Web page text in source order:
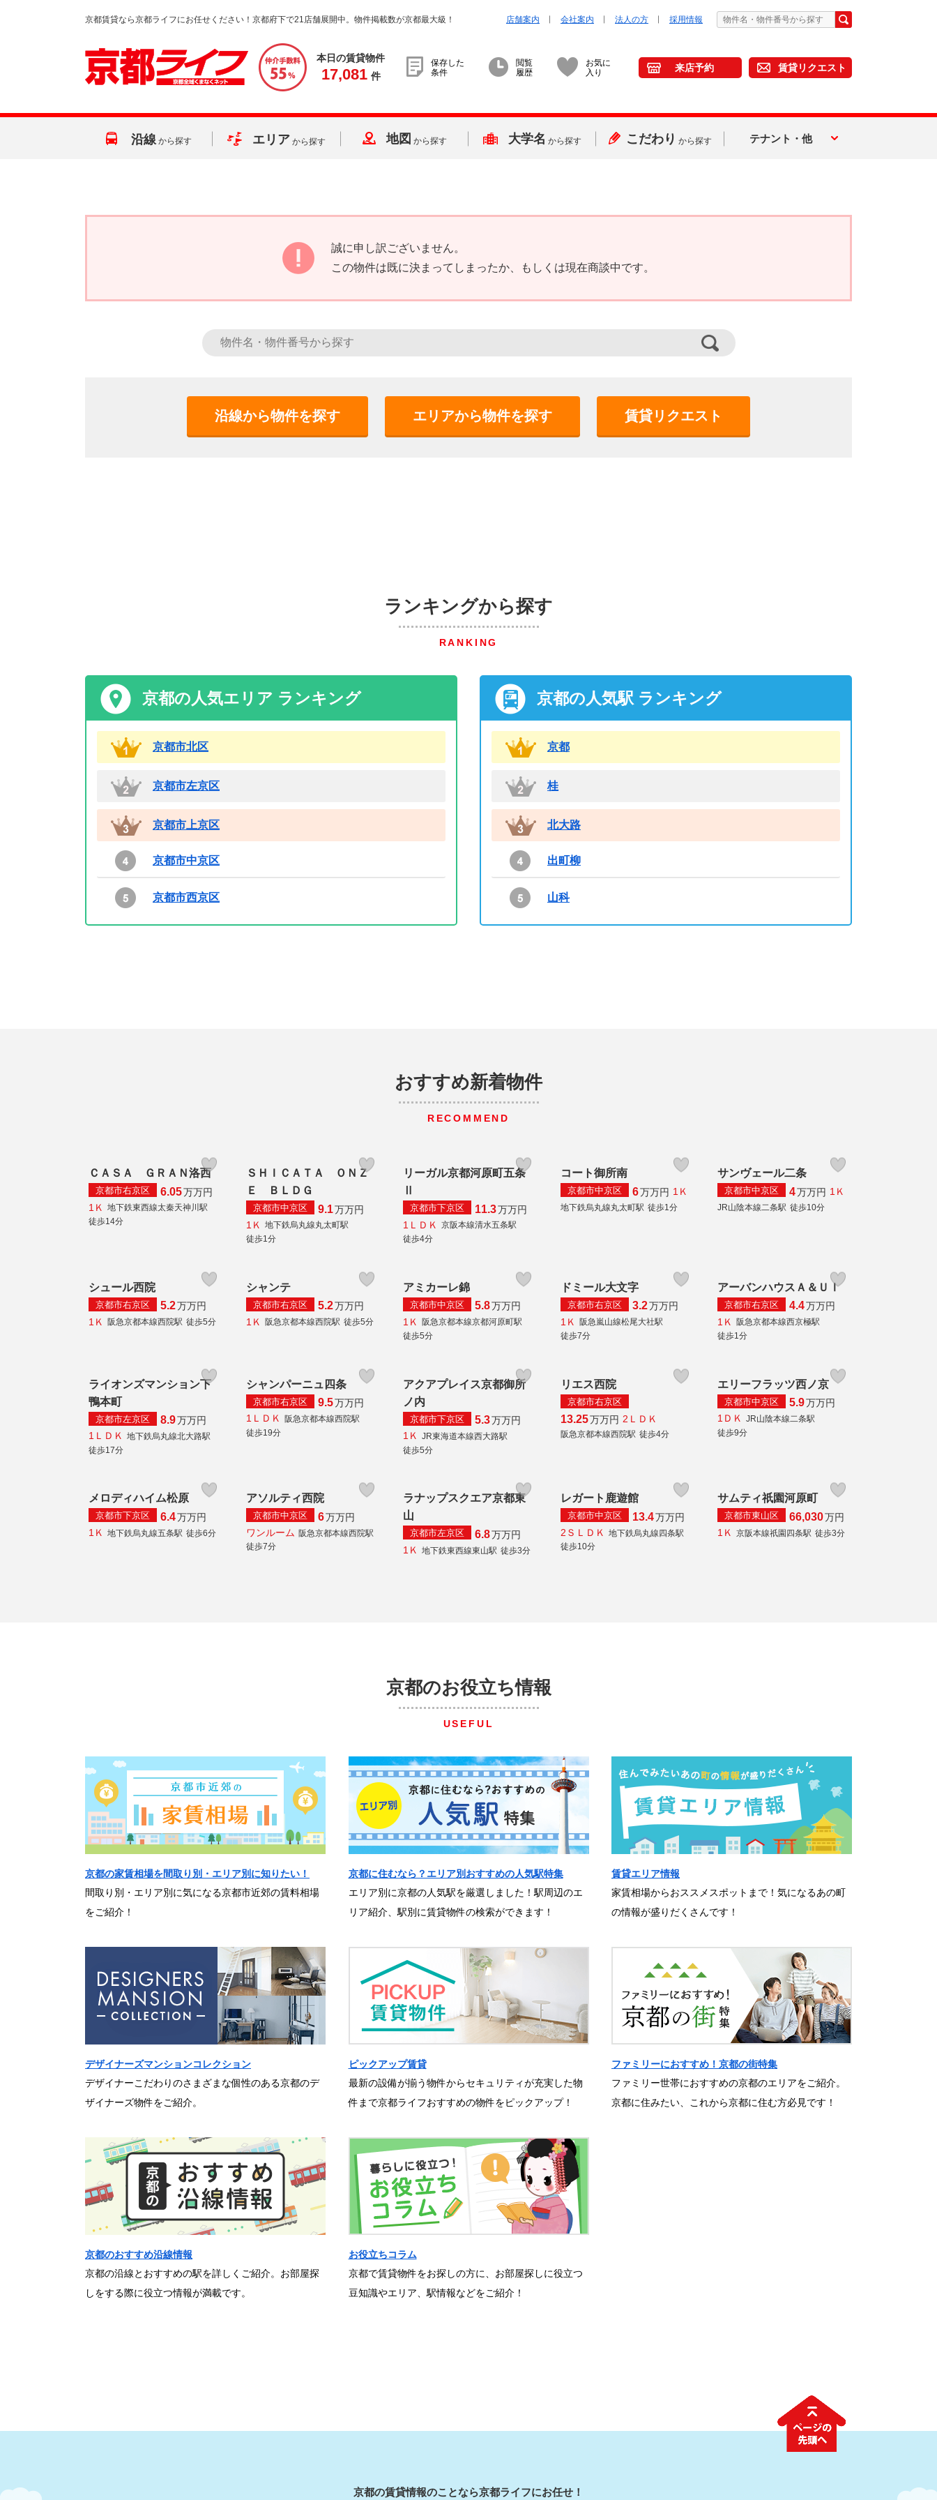
京都賃貸なら京都ライフにお任せください！京都府下で21店舗展開中。物件掲載数が京都最大級！ 店舗案内 会社案内 法人の方 採用情報
本日の賃貸物件
17,081 件
保存した
条件
閲覧
履歴
お気に
入り
来店予約 賃貸リクエスト
沿線 から探す エリア から探す 地図 から探す 大学名 から探す こだわり から探す テナント・他
誠に申し訳ございません。
この物件は既に決まってしまったか、もしくは現在商談中です。
沿線から物件を探す エリアから物件を探す 賃貸リクエスト
ランキングから探す
RANKING
京都の人気エリア ランキング
京都市北区
京都市左京区
京都市上京区
京都市中京区
京都市西京区
京都の人気駅 ランキング
京都
桂
北大路
出町柳
山科
おすすめ新着物件
RECOMMEND
ＣＡＳＡ ＧＲＡＮ洛西
京都市右京区 6.05万万円
1Ｋ
地下鉄東西線太秦天神川駅
徒歩14分
ＳＨＩＣＡＴＡ ＯＮＺ
Ｅ ＢＬＤＧ
京都市中京区 9.1万万円
1Ｋ
地下鉄烏丸線丸太町駅
徒歩1分
リーガル京都河原町五条
京都市下京区 11.3万万円
1ＬＤＫ
京阪本線清水五条駅
徒歩4分
コート御所南
京都市中京区 6万万円 1Ｋ
地下鉄烏丸線丸太町駅 徒歩1分
サンヴェール二条
京都市中京区 4万万円 1Ｋ
JR山陰本線二条駅 徒歩10分
シュール西院
京都市右京区 5.2万万円
1Ｋ
阪急京都本線西院駅 徒歩5分
シャンテ
京都市右京区 5.2万万円
1Ｋ
阪急京都本線西院駅 徒歩5分
アミカーレ錦
京都市中京区 5.8万万円
1Ｋ
阪急京都本線京都河原町駅
徒歩5分
ドミール大文字
京都市右京区 3.2万万円
1Ｋ
阪急嵐山線松尾大社駅
徒歩7分
アーバンハウスＡ＆ＵⅠ
京都市右京区 4.4万万円
1Ｋ
阪急京都本線西京極駅
徒歩1分
ライオンズマンション下
鴨本町
京都市左京区 8.9万万円
1ＬＤＫ 地下鉄烏丸線北大路駅
徒歩17分
シャンパーニュ四条
京都市右京区 9.5万万円
1ＬＤＫ 阪急京都本線西院駅
徒歩19分
アクアプレイス京都御所
ノ内
京都市下京区 5.3万万円
1Ｋ JR東海道本線西大路駅
徒歩5分
リエス西院
京都市右京区
13.25万万円 2ＬＤＫ
阪急京都本線西院駅 徒歩4分
エリーフラッツ西ノ京
京都市中京区 5.9万万円
1ＤＫ JR山陰本線二条駅
徒歩9分
メロディハイム松原
京都市下京区 6.4万万円
1Ｋ
地下鉄烏丸線五条駅 徒歩6分
アソルティ西院
京都市中京区 6万万円
ワンルーム 阪急京都本線西院駅
徒歩7分
ラナップスクエア京都東
山
京都市左京区 6.8万万円
1Ｋ
地下鉄東西線東山駅 徒歩3分
レガート鹿遊館
京都市中京区 13.4万万円
2ＳＬＤＫ
地下鉄烏丸線四条駅
徒歩10分
サムティ祇園河原町
京都市東山区 66,030万円
1Ｋ
京阪本線祇園四条駅 徒歩3分
京都のお役立ち情報
USEFUL
京都の家賃相場を間取り別・エリア別に知りたい！
間取り別・エリア別に気になる京都市近郊の賃料相場
をご紹介！
京都に住むなら？エリア別おすすめの人気駅特集
エリア別に京都の人気駅を厳選しました！駅周辺のエ
リア紹介、駅別に賃貸物件の検索ができます！
賃貸エリア情報
家賃相場からおススメスポットまで！気になるあの町
の情報が盛りだくさんです！
デザイナーズマンションコレクション
デザイナーこだわりのさまざまな個性のある京都のデ
ザイナーズ物件をご紹介。
ピックアップ賃貸
最新の設備が揃う物件からセキュリティが充実した物
件まで京都ライフおすすめの物件をピックアップ！
ファミリーにおすすめ！京都の街特集
ファミリー世帯におすすめの京都のエリアをご紹介。
京都に住みたい、これから京都に住む方必見です！
京都のおすすめ沿線情報
京都の沿線とおすすめの駅を詳しくご紹介。お部屋探
しをする際に役立つ情報が満載です。
お役立ちコラム
京都で賃貸物件をお探しの方に、お部屋探しに役立つ
豆知識やエリア、駅情報などをご紹介！
京都の賃貸情報のことなら京都ライフにお任せ！